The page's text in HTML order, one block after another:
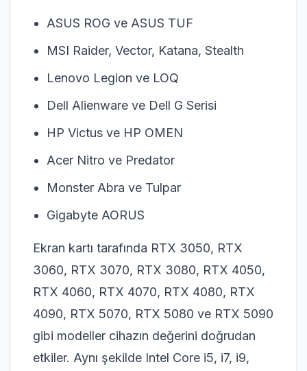
ASUS ROG ve ASUS TUF
MSI Raider, Vector, Katana, Stealth
Lenovo Legion ve LOQ
Dell Alienware ve Dell G Serisi
HP Victus ve HP OMEN
Acer Nitro ve Predator
Monster Abra ve Tulpar
Gigabyte AORUS
Ekran kartı tarafında RTX 3050, RTX
3060, RTX 3070, RTX 3080, RTX 4050,
RTX 4060, RTX 4070, RTX 4080, RTX
4090, RTX 5070, RTX 5080 ve RTX 5090
gibi modeller cihazın değerini doğrudan
etkiler. Aynı şekilde Intel Core i5, i7, i9,